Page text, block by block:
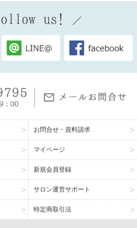
お問合せ・資料請求
マイページ
新規会員登録
サロン運営サポート
特定商取引法